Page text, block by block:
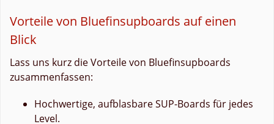
Vorteile von Bluefinsupboards auf einen
Blick
Lass uns kurz die Vorteile von Bluefinsupboards
zusammenfassen:
Hochwertige, aufblasbare SUP-Boards für jedes
Level.